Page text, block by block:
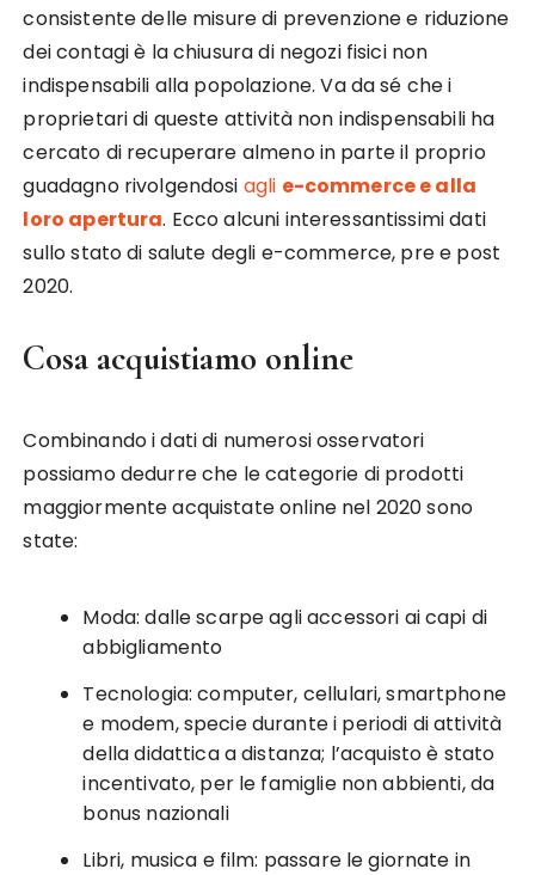
consistente delle misure di prevenzione e riduzione
dei contagi è la chiusura di negozi fisici non
indispensabili alla popolazione. Va da sé che i
proprietari di queste attività non indispensabili ha
cercato di recuperare almeno in parte il proprio
guadagno rivolgendosi agli e-commerce e alla
loro apertura. Ecco alcuni interessantissimi dati
sullo stato di salute degli e-commerce, pre e post
2020.
Cosa acquistiamo online
Combinando i dati di numerosi osservatori
possiamo dedurre che le categorie di prodotti
maggiormente acquistate online nel 2020 sono
state:
Moda: dalle scarpe agli accessori ai capi di
abbigliamento
Tecnologia: computer, cellulari, smartphone
e modem, specie durante i periodi di attività
della didattica a distanza; l’acquisto è stato
incentivato, per le famiglie non abbienti, da
bonus nazionali
Libri, musica e film: passare le giornate in